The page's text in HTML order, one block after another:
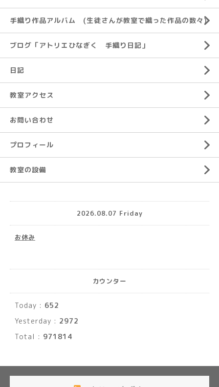
手織り作品アルバム (生徒さんが教室で織った作品の数々)
ブログ「アトリエひなぎく 手織り日記」
日記
教室アクセス
お問い合わせ
プロフィール
教室の設備
2026.08.07 Friday
お休み
カウンター
Today : 652
Yesterday : 2972
Total : 971814